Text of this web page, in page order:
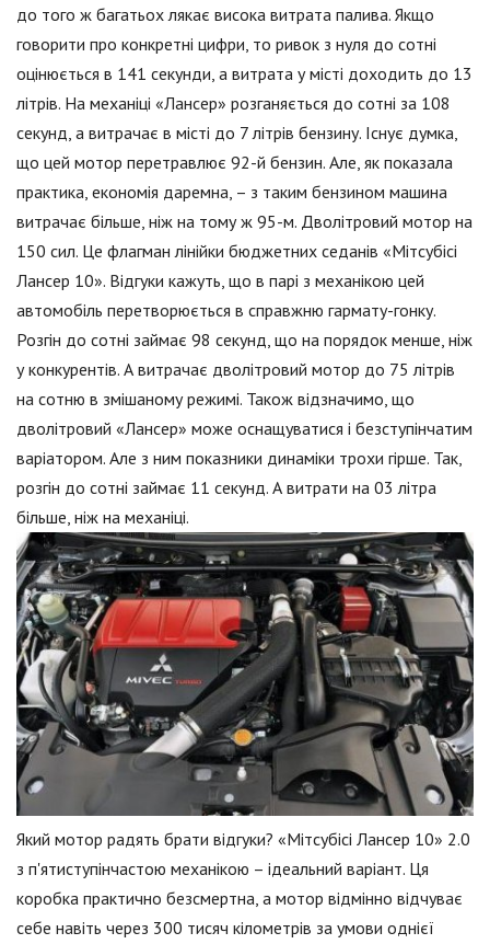
до того ж багатьох лякає висока витрата палива. Якщо
говорити про конкретні цифри, то ривок з нуля до сотні
оцінюється в 141 секунди, а витрата у місті доходить до 13
літрів. На механіці «Лансер» розганяється до сотні за 108
секунд, а витрачає в місті до 7 літрів бензину. Існує думка,
що цей мотор перетравлює 92-й бензин. Але, як показала
практика, економія даремна, – з таким бензином машина
витрачає більше, ніж на тому ж 95-м. Дволітровий мотор на
150 сил. Це флагман лінійки бюджетних седанів «Мітсубісі
Лансер 10». Відгуки кажуть, що в парі з механікою цей
автомобіль перетворюється в справжню гармату-гонку.
Розгін до сотні займає 98 секунд, що на порядок менше, ніж
у конкурентів. А витрачає дволітровий мотор до 75 літрів
на сотню в змішаному режимі. Також відзначимо, що
дволітровий «Лансер» може оснащуватися і безступінчатим
варіатором. Але з ним показники динаміки трохи гірше. Так,
розгін до сотні займає 11 секунд. А витрати на 03 літра
більше, ніж на механіці.
Який мотор радять брати відгуки? «Мітсубісі Лансер 10» 2.0
з п'ятиступінчастою механікою – ідеальний варіант. Ця
коробка практично безсмертна, а мотор відмінно відчуває
себе навіть через 300 тисяч кілометрів за умови однієї